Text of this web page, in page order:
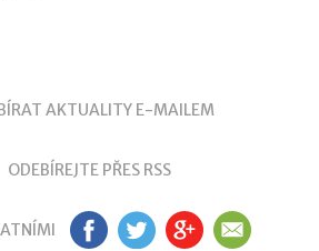
AKTUALITY E-MAILEM
ODEBÍREJTE PŘES RSS
FB TW GP EM